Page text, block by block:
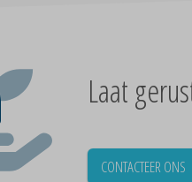
Laat
CONTACTEER ONS